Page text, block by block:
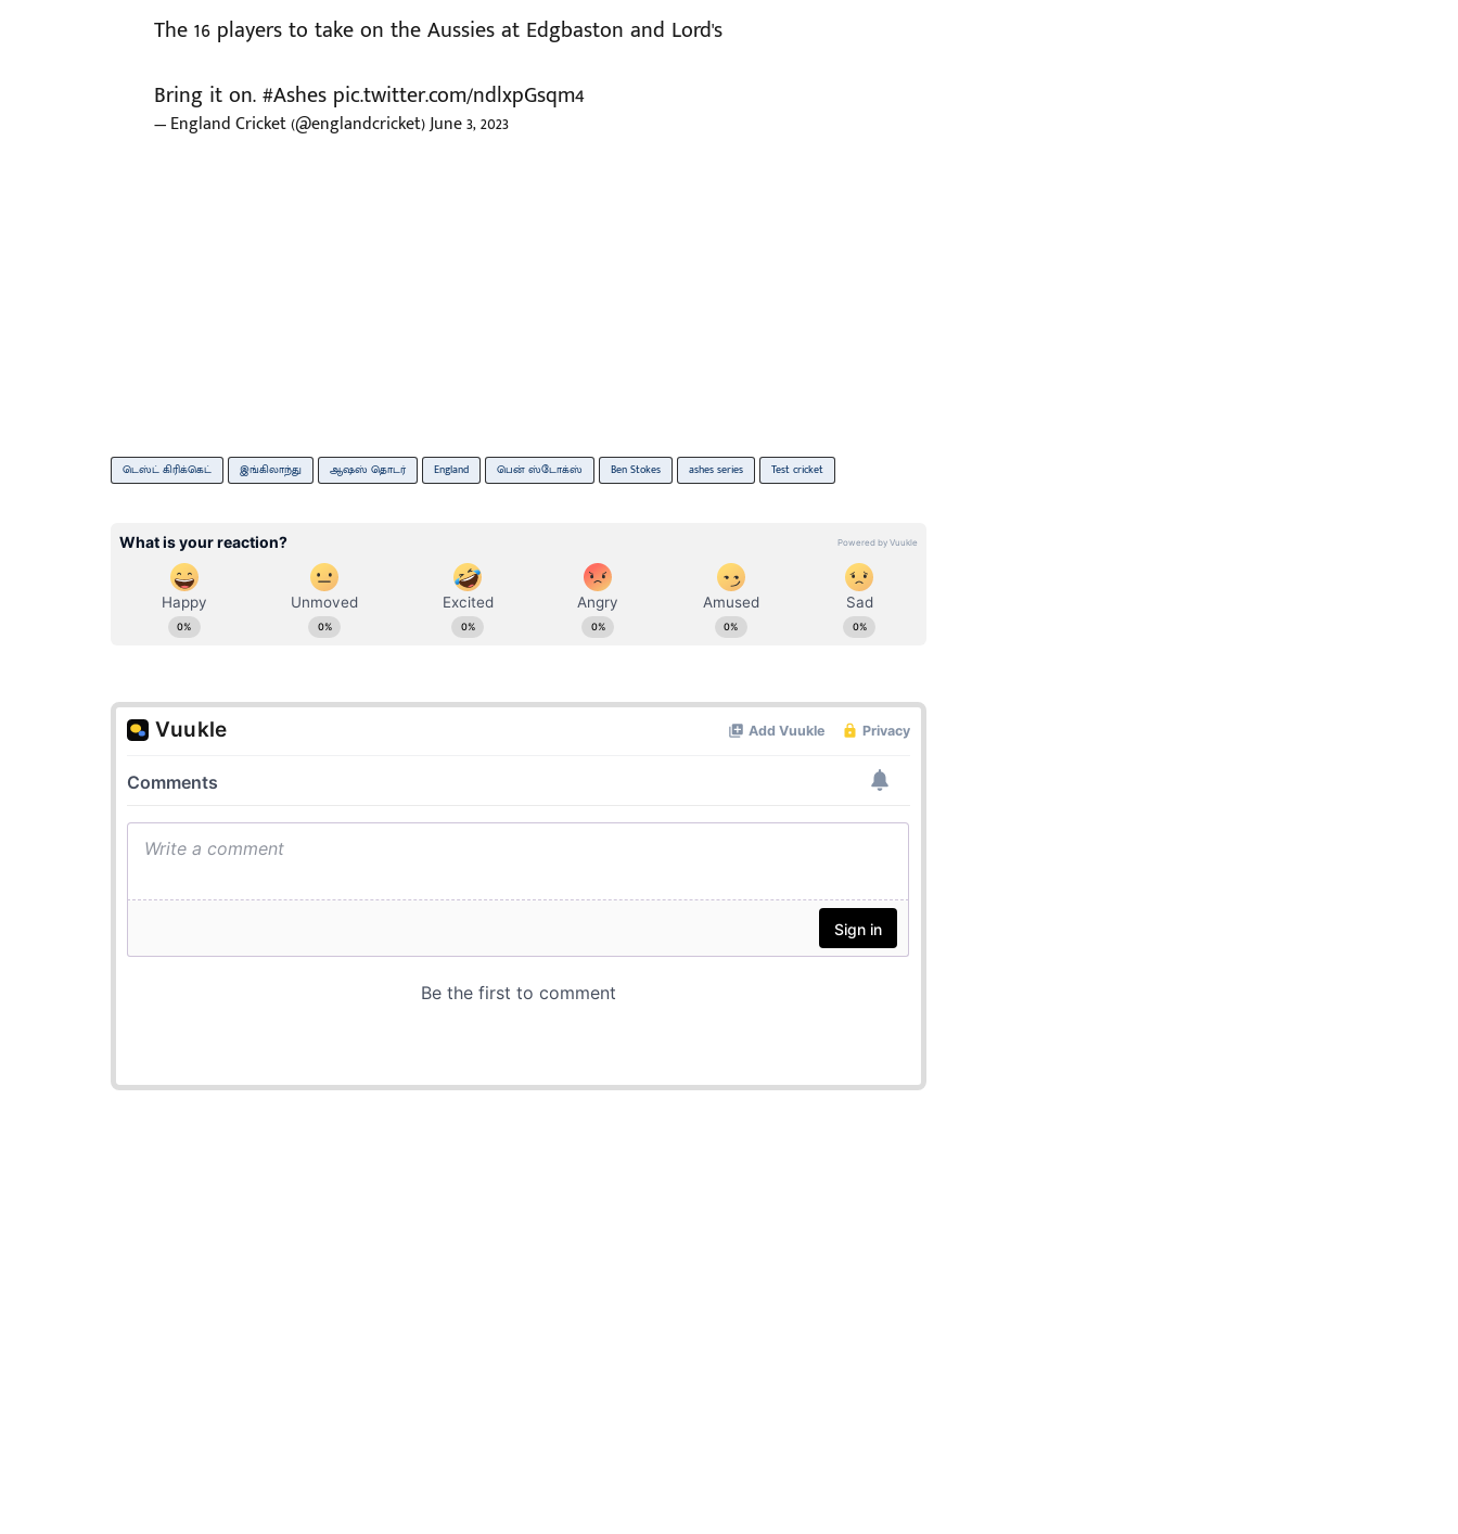
The 16 players to take on the Aussies at Edgbaston and Lord's
Bring it on.#Ashes pic.twitter.com/ndlxpGsqm4
— England Cricket (@englandcricket)June 3, 2023
டெஸ்ட் கிரிக்கெட் இங்கிலாந்து ஆஷஸ் தொடர் England பென் ஸ்டோக்ஸ் Ben Stokes ashes series Test cricket